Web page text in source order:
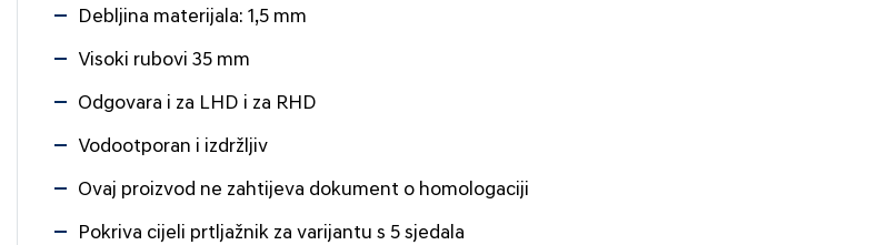
Debljina materijala: 1,5 mm
Visoki rubovi 35 mm
Odgovara i za LHD i za RHD
Vodootporan i izdržljiv
Ovaj proizvod ne zahtijeva dokument o homologaciji
Pokriva cijeli prtljažnik za varijantu s 5 sjedala